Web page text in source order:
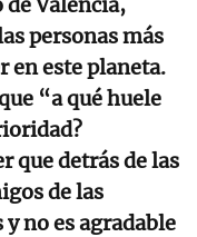
personas más
en este planeta.
“a qué huele
que detrás de las
de las
no es agradable